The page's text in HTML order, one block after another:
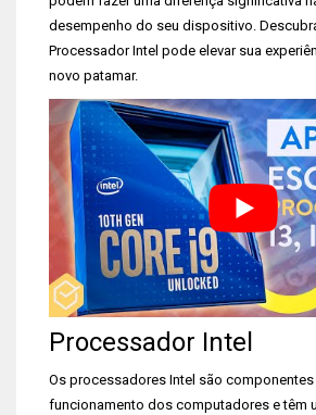
desempenho do seu dispositivo.
Processador Intel pode elevar sua
novo patamar.
Processador Intel
Os processadores Intel são
funcionamento dos computadores e têm